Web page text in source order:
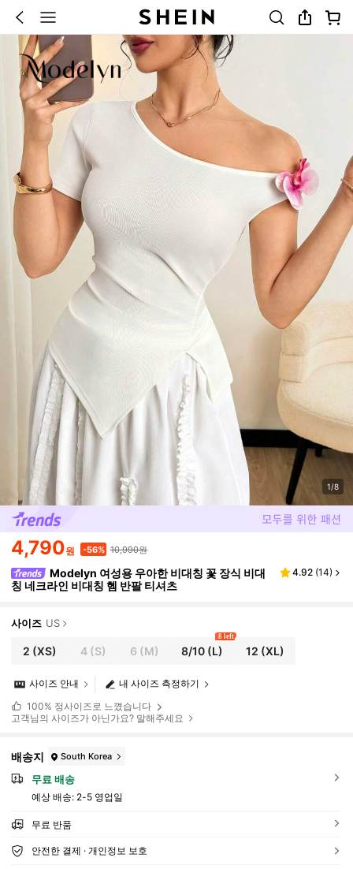
1/8
4,790원 -56% 10,990원
Modelyn 여성용 우아한 비대칭 꽃 장식 비대
칭 네크라인 비대칭 헴 반팔 티셔츠
4.92 (14)
사이즈 US
2 (XS) 4(S) 6 (M) 8/10 (L)
8 left
12 (XL)
내 사이즈 측정하기
사이즈 안내
100% 정사이즈로 느꼈습니다
고객님의 사이즈가 아닌가요? 말해주세요
배송지 South Korea
무료 배송
예상 배송: 2-5 영업일
무료 반품
안전한 결제 · 개인정보 보호